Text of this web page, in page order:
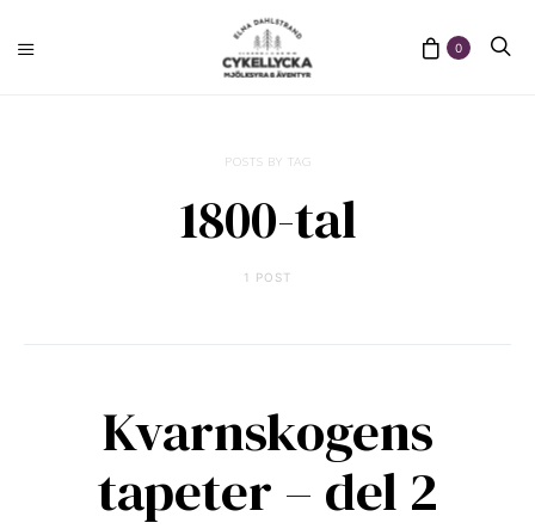
0
POSTS BY TAG
1800-tal
1 POST
Kvarnskogens
tapeter – del 2